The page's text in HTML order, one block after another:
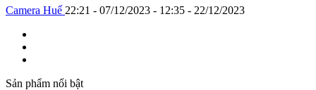
Camera Huế 22:21 - 07/12/2023 - 12:35 - 22/12/2023
Sản phẩm nổi bật